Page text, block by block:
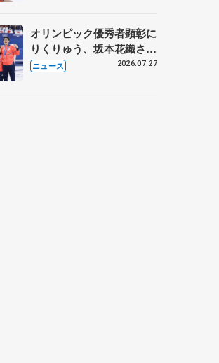
オリンピック優秀者顕彰に
りくりゅう、坂本花織さ
ん、団体メンバーら 8月
ニュース 2026.07.27